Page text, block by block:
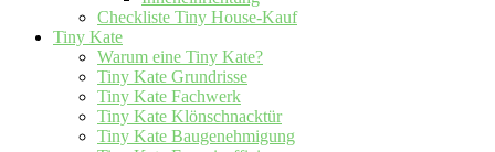
Checkliste Tiny House-Kauf
Tiny Kate
Warum eine Tiny Kate?
Tiny Kate Grundrisse
Tiny Kate Fachwerk
Tiny Kate Klönschnacktür
Tiny Kate Baugenehmigung